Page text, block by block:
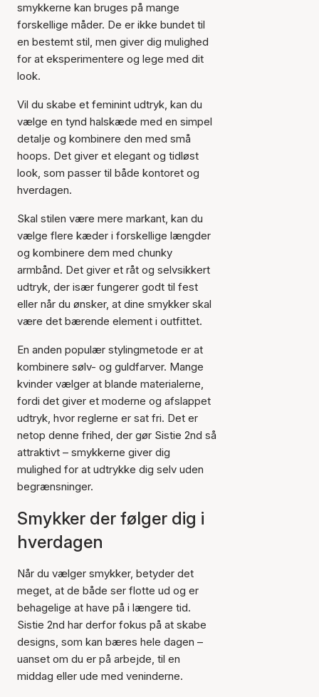
smykkerne kan bruges på mange
forskellige måder. De er ikke bundet til
en bestemt stil, men giver dig mulighed
for at eksperimentere og lege med dit
look.
Vil du skabe et feminint udtryk, kan du
vælge en tynd halskæde med en simpel
detalje og kombinere den med små
hoops. Det giver et elegant og tidløst
look, som passer til både kontoret og
hverdagen.
Skal stilen være mere markant, kan du
vælge flere kæder i forskellige længder
og kombinere dem med chunky
armbånd. Det giver et råt og selvsikkert
udtryk, der især fungerer godt til fest
eller når du ønsker, at dine smykker skal
være det bærende element i outfittet.
En anden populær stylingmetode er at
kombinere sølv- og guldfarver. Mange
kvinder vælger at blande materialerne,
fordi det giver et moderne og afslappet
udtryk, hvor reglerne er sat fri. Det er
netop denne frihed, der gør Sistie 2nd så
attraktivt – smykkerne giver dig
mulighed for at udtrykke dig selv uden
begrænsninger.
Smykker der følger dig i
hverdagen
Når du vælger smykker, betyder det
meget, at de både ser flotte ud og er
behagelige at have på i længere tid.
Sistie 2nd har derfor fokus på at skabe
designs, som kan bæres hele dagen –
uanset om du er på arbejde, til en
middag eller ude med veninderne.